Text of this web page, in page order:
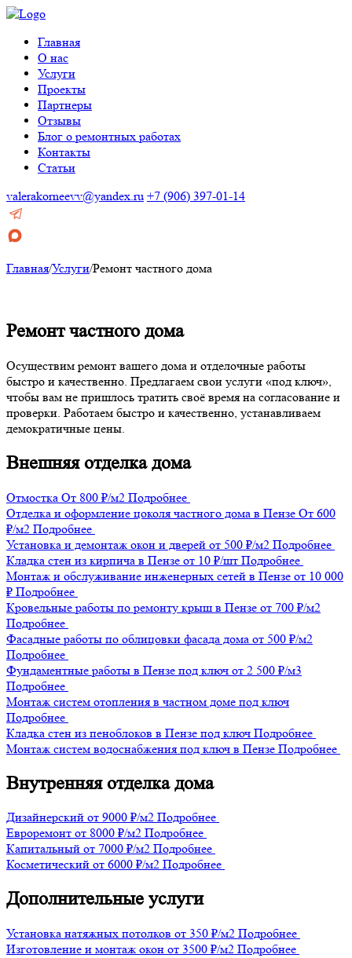
Главная
О нас
Услуги
Проекты
Партнеры
Отзывы
Блог о ремонтных работах
Контакты
Статьи
valerakorneevv@yandex.ru +7 (906) 397-01-14
Главная/Услуги/Ремонт частного дома
Ремонт частного дома
Осуществим ремонт вашего дома и отделочные работы
быстро и качественно. Предлагаем свои услуги «под ключ»,
чтобы вам не пришлось тратить своё время на согласование и
проверки. Работаем быстро и качественно, устанавливаем
демократичные цены.
Внешняя отделка дома
Отмостка От 800 ₽/м2 Подробнее
Отделка и оформление цоколя частного дома в Пензе От 600
₽/м2 Подробнее
Установка и демонтаж окон и дверей от 500 ₽/м2 Подробнее
Кладка стен из кирпича в Пензе от 10 ₽/шт Подробнее
Монтаж и обслуживание инженерных сетей в Пензе от 10 000
₽ Подробнее
Кровельные работы по ремонту крыш в Пензе от 700 ₽/м2
Подробнее
Фасадные работы по облицовки фасада дома от 500 ₽/м2
Подробнее
Фундаментные работы в Пензе под ключ от 2 500 ₽/м3
Подробнее
Монтаж систем отопления в частном доме под ключ
Подробнее
Кладка стен из пеноблоков в Пензе под ключ Подробнее
Монтаж систем водоснабжения под ключ в Пензе Подробнее
Внутренняя отделка дома
Дизайнерский от 9000 ₽/м2 Подробнее
Евроремонт от 8000 ₽/м2 Подробнее
Капитальный от 7000 ₽/м2 Подробнее
Косметический от 6000 ₽/м2 Подробнее
Дополнительные услуги
Установка натяжных потолков от 350 ₽/м2 Подробнее
Изготовление и монтаж окон от 3500 ₽/м2 Подробнее